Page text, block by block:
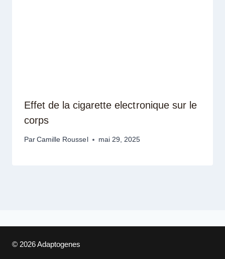
Effet de la cigarette electronique sur le
corps
Par Camille Roussel mai 29, 2025
© 2026 Adaptogenes